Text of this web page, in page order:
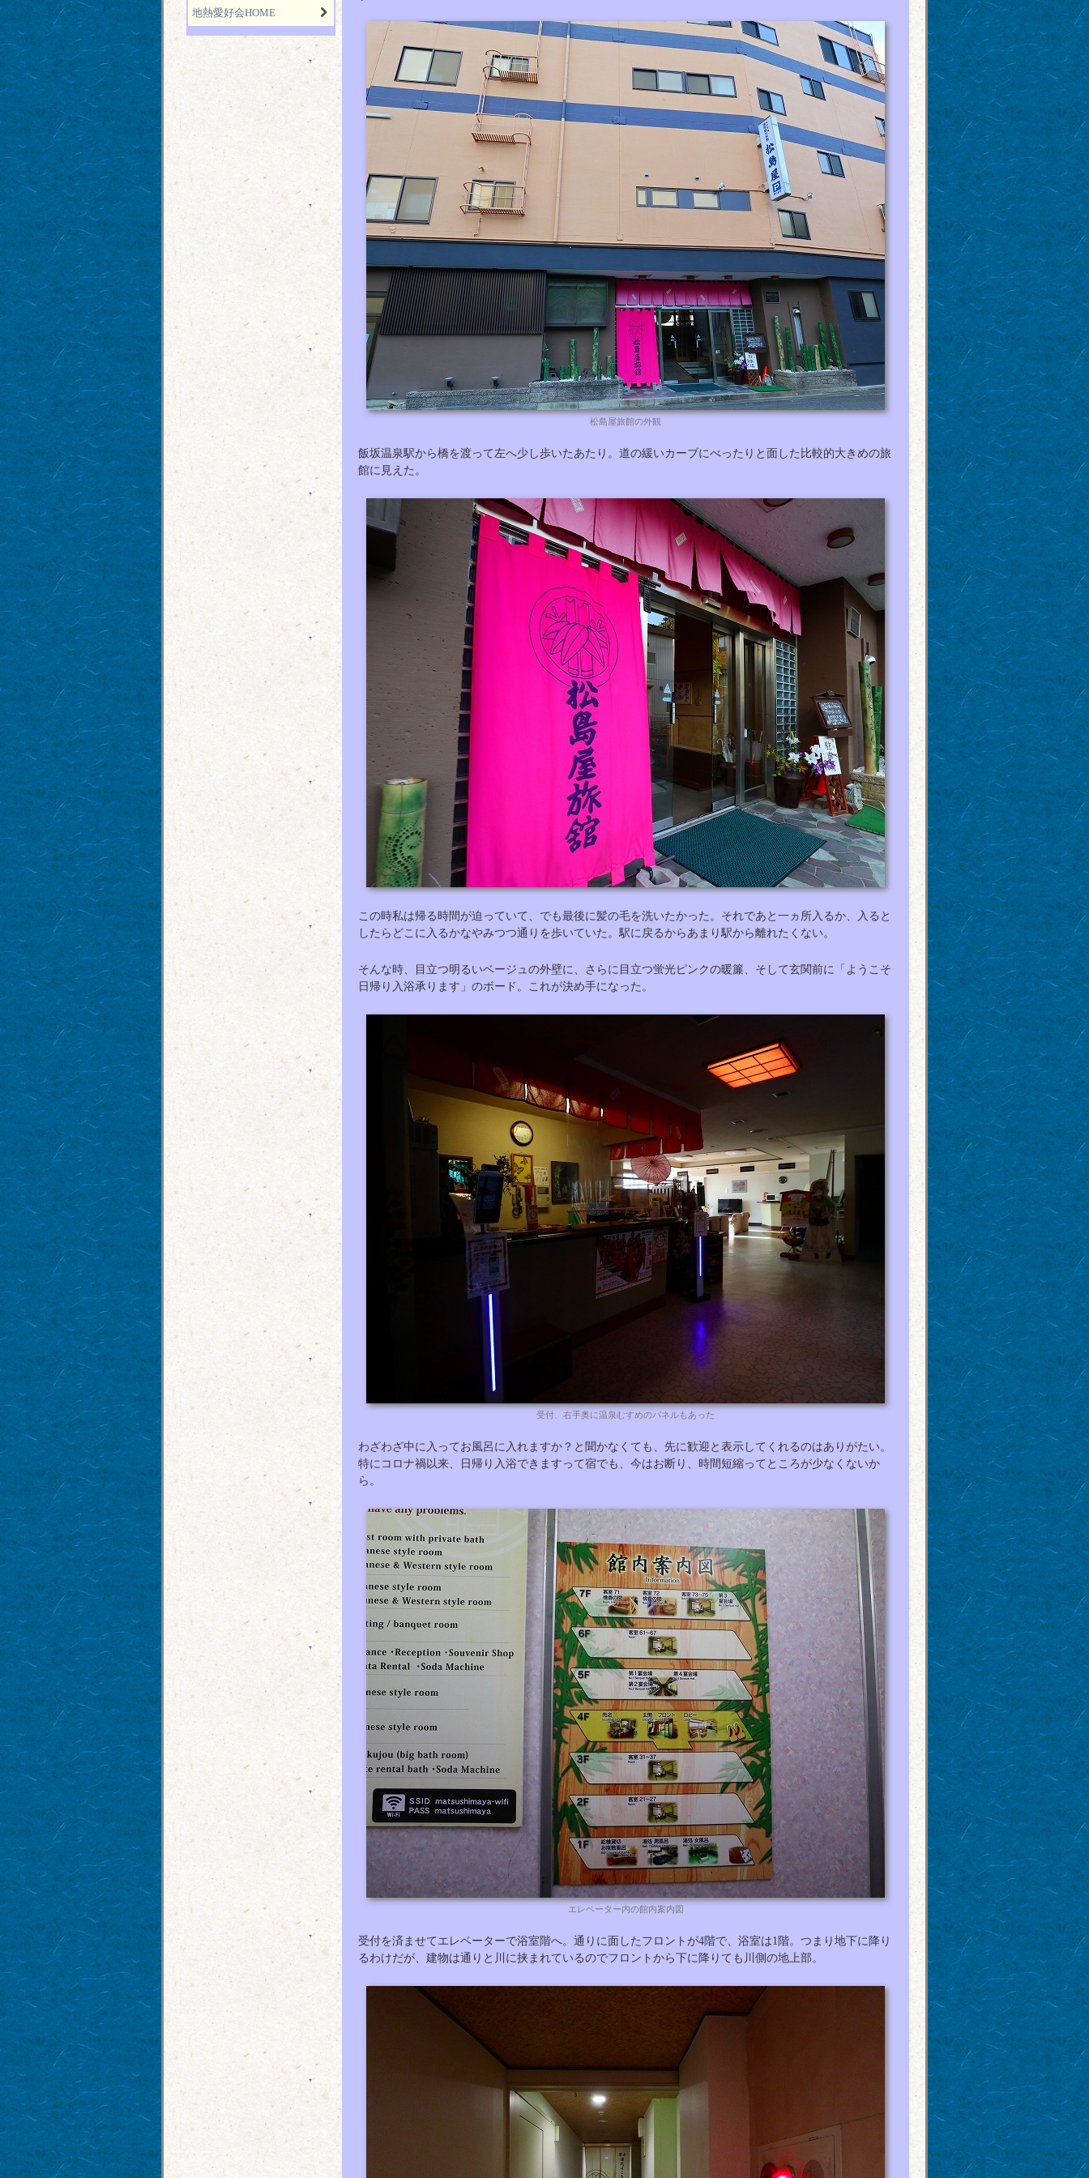
松島屋旅館の外観
飯坂温泉駅から橋を渡って左へ少し歩いたあたり。道の緩いカーブにべったりと面した比較的大きめの旅
館に見えた。
この時私は帰る時間が迫っていて、でも最後に髪の毛を洗いたかった。それであと一ヵ所入るか、入ると
したらどこに入るかなやみつつ通りを歩いていた。駅に戻るからあまり駅から離れたくない。
そんな時、目立つ明るいベージュの外壁に、さらに目立つ蛍光ピンクの暖簾、そして玄関前に「ようこそ
日帰り入浴承ります」のボード。これが決め手になった。
受付、右手奥に温泉むすめのパネルもあった
わざわざ中に入ってお風呂に入れますか？と聞かなくても、先に歓迎と表示してくれるのはありがたい。
特にコロナ禍以来、日帰り入浴できますって宿でも、今はお断り、時間短縮ってところが少なくないか
ら。
エレベーター内の館内案内図
受付を済ませてエレベーターで浴室階へ。通りに面したフロントが4階で、浴室は1階。つまり地下に降り
るわけだが、建物は通りと川に挟まれているのでフロントから下に降りても川側の地上部。